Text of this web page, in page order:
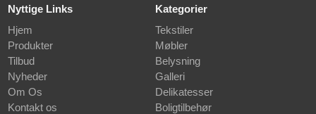
Nyttige Links
Hjem
Produkter
Tilbud
Nyheder
Om Os
Kontakt os
Kategorier
Tekstiler
Møbler
Belysning
Galleri
Delikatesser
Boligtilbehør